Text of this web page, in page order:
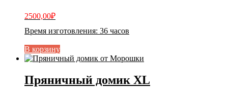
2500,00₽
Время изготовления: 36 часов
В корзину
Пряничный домик XL